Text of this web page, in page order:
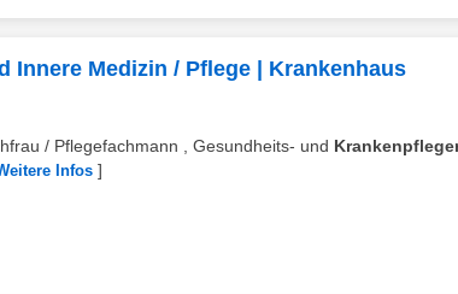
Medizin / Pflege | Krankenhaus
/ Pflegefachmann , Gesundheits- und
Infos ]